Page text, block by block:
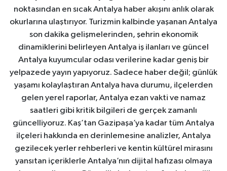
noktasından en sıcak Antalya haber akışını anlık olarak
okurlarına ulaştırıyor. Turizmin kalbinde yaşanan Antalya
son dakika gelişmelerinden, şehrin ekonomik
dinamiklerini belirleyen Antalya iş ilanları ve güncel
Antalya kuyumcular odası verilerine kadar geniş bir
yelpazede yayın yapıyoruz. Sadece haber değil; günlük
yaşamı kolaylaştıran Antalya hava durumu, ilçelerden
gelen yerel raporlar, Antalya ezan vakti ve namaz
saatleri gibi kritik bilgileri de gerçek zamanlı
güncelliyoruz. Kaş’tan Gazipaşa’ya kadar tüm Antalya
ilçeleri hakkında en derinlemesine analizler, Antalya
gezilecek yerler rehberleri ve kentin kültürel mirasını
yansıtan içeriklerle Antalya’nın dijital hafızası olmaya